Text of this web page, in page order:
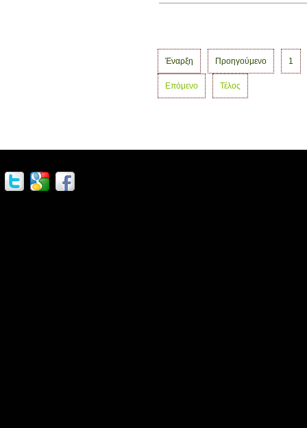
Έναρξη Προηγούμενο 1
Επόμενο Τέλος